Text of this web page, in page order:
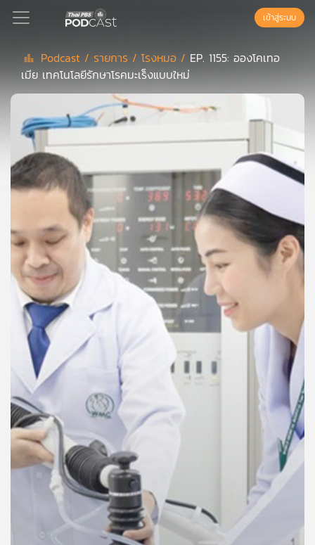
Podcast
เพล
ลิ
สต์
แนะนำ
เพล
ลิ
สต์
ของ
คุณ
เพลง
บทความ
เข้าสู่ระบบ
Podcast / รายการ /โรงหมอ / EP. 1155: อองโคเทอ
เมีย เทคโนโลยีรักษาโรคมะเร็งแบบใหม่